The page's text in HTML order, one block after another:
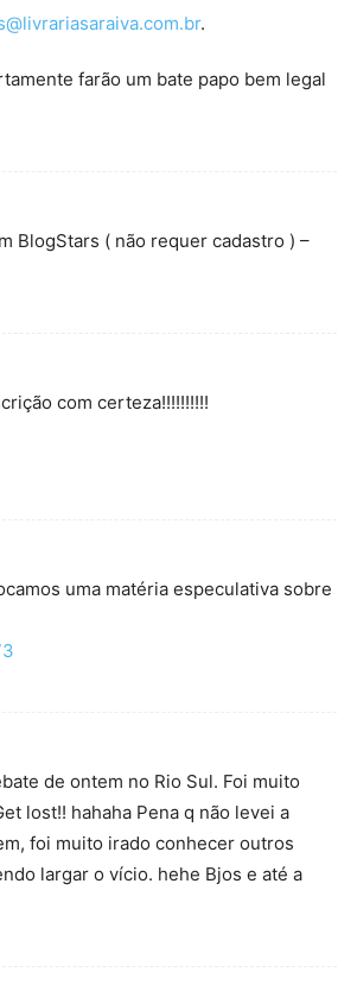
.
farão um bate papo bem legal
BlogStars ( não requer cadastro ) –
com certeza!!!!!!!!!!
uma matéria especulativa sobre
de ontem no Rio Sul. Foi muito
lost!! hahaha Pena q não levei a
foi muito irado conhecer outros
largar o vício. hehe Bjos e até a